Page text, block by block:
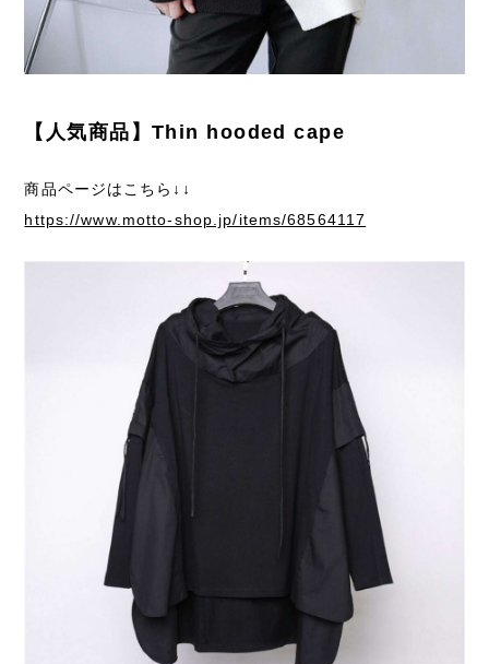
【人気商品】Thin hooded cape
商品ページはこちら↓↓
https://www.motto-shop.jp/items/68564117